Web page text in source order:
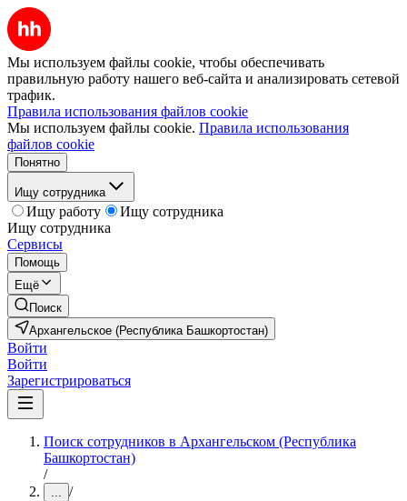
Мы используем файлы cookie, чтобы обеспечивать
правильную работу нашего веб-сайта и анализировать сетевой
трафик.
Правила использования файлов cookie
Мы используем файлы cookie. Правила использования
файлов cookie
Понятно
Ищу сотрудника
Ищу работу
Ищу сотрудника
Ищу сотрудника
Сервисы
Помощь
Ещё
Поиск
Архангельское (Республика Башкортостан)
Войти
Войти
Зарегистрироваться
Поиск сотрудников в Архангельском (Республика
Башкортостан)
/
... /